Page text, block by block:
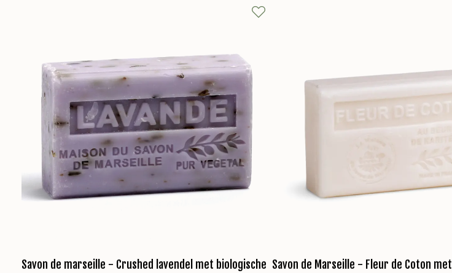
Savon de marseille - Crushed lavendel met biologische Savon de Marseille - Fleur de Coton